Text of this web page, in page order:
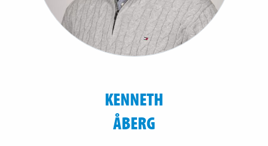
KENNETH
ÅBERG